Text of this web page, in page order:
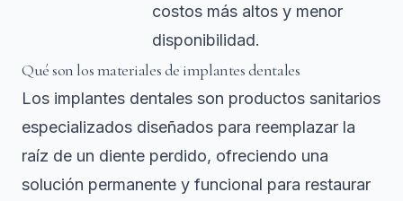
costos más altos y menor
disponibilidad.
Qué son los materiales de implantes dentales
Los implantes dentales son productos sanitarios
especializados diseñados para reemplazar la
raíz de un diente perdido, ofreciendo una
solución permanente y funcional para restaurar